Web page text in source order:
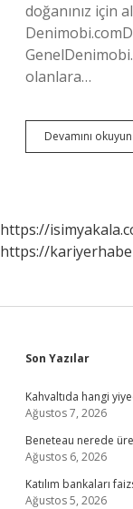
doğanınız için
olanlara…
Devamını okuyun
https://
https://
Sidebar
Son Yazılar
Kahvaltıda hangi
Ağustos 7, 2026
Beneteau nerede
Ağustos 6, 2026
Katılım bankaları
Ağustos 5, 2026